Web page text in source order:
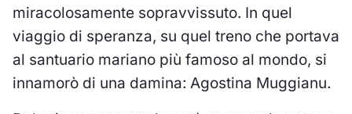
miracolosamente sopravvissuto. In quel
viaggio di speranza, su quel treno che portava
al santuario mariano più famoso al mondo, si
innamorò di una damina: Agostina Muggianu.